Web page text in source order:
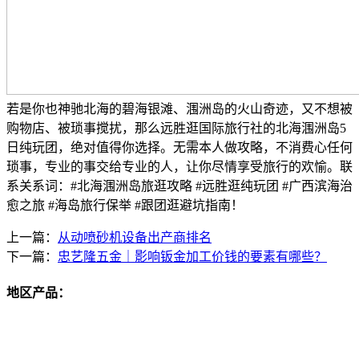
若是你也神驰北海的碧海银滩、涠洲岛的火山奇迹，又不想被
购物店、被琐事搅扰，那么远胜逛国际旅行社的北海涠洲岛5
日纯玩团，绝对值得你选择。无需本人做攻略，不消费心任何
琐事，专业的事交给专业的人，让你尽情享受旅行的欢愉。联
系关系词：#北海涠洲岛旅逛攻略 #远胜逛纯玩团 #广西滨海治
愈之旅 #海岛旅行保举 #跟团逛避坑指南！
上一篇：
从动喷砂机设备出产商排名
下一篇： 忠艺隆五金｜影响钣金加工价钱的要素有哪些？
地区产品：